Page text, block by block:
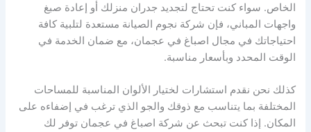
الخاص. سواء كنت تحتاج لتجديد جدران منزلك أو إعادة صبغ
واجهات المباني، فإن شركة نجوم الصيانة مستعدة لتلبية كافة
احتياجاتك في مجال اصباغ في عجمان، مع ضمان الخدمة في
الوقت المحدد وبأسعار مناسبة.
كذلك نحن نقدم استشارات لختيار الألوان المناسبة للمساحات
المختلفة بما يتناسب مع ذوقك والجو الذي ترغب في إضفاءه على
المكان. إذا كنت تبحث عن شركة اصباغ في عجمان توفر لك